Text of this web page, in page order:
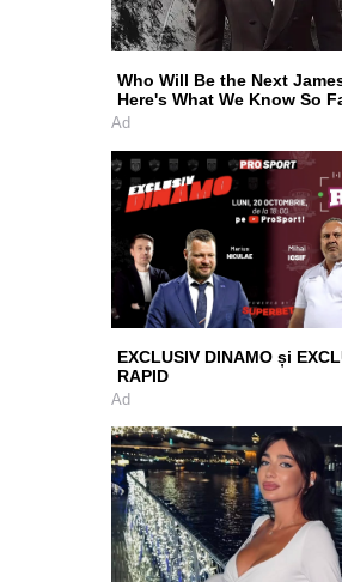
Who Will Be the Next
Here's What We Know So
Ad
EXCLUSIV DINAMO și
RAPID
Ad